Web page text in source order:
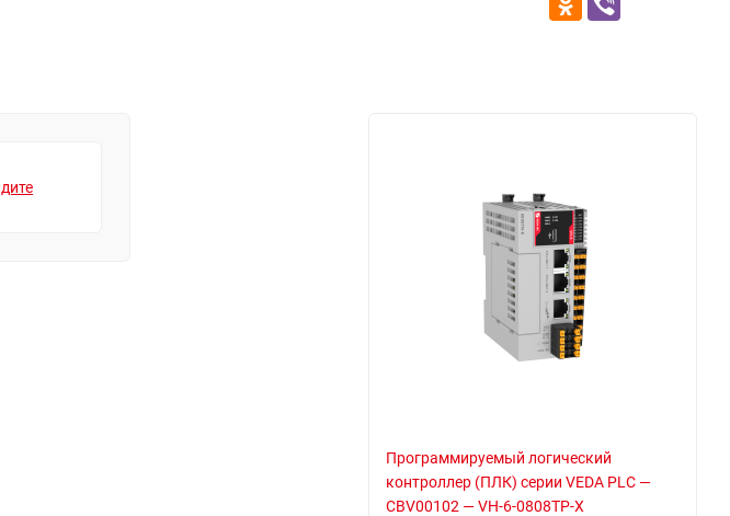
Программируемый логический
контроллер (ПЛК) серии VEDA PLC —
CBV00102 — VH-6-0808TP-X